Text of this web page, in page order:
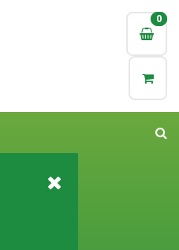
0
0